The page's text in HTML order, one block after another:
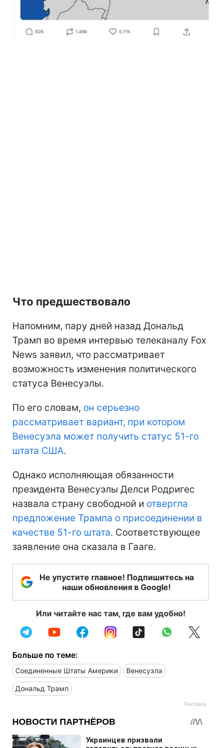
Что предшествовало
Напомним, пару дней назад Дональд
Трамп во время интервью телеканалу Fox
News заявил, что рассматривает
возможность изменения политического
статуса Венесуэлы.
По его словам, он серьезно
рассматривает вариант, при котором
Венесуэла может получить статус 51-го
штата США.
Однако исполняющая обязанности
президента Венесуэлы Делси Родригес
назвала страну свободной и отвергла
предложение Трампа о присоединении в
качестве 51-го штата. Соответствующее
заявление она сказала в Гааге.
Не упустите главное! Подпишитесь на
наши обновления в Google!
Или читайте нас там, где вам удобно!
Больше по теме:
Соединенные Штаты Америки Венесуэла
Дональд Трамп